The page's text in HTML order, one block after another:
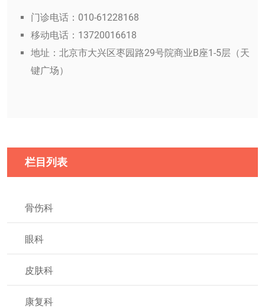
门诊电话：010-61228168
移动电话：13720016618
地址：北京市大兴区枣园路29号院商业B座1-5层（天
键广场）
栏目列表
骨伤科
眼科
皮肤科
康复科